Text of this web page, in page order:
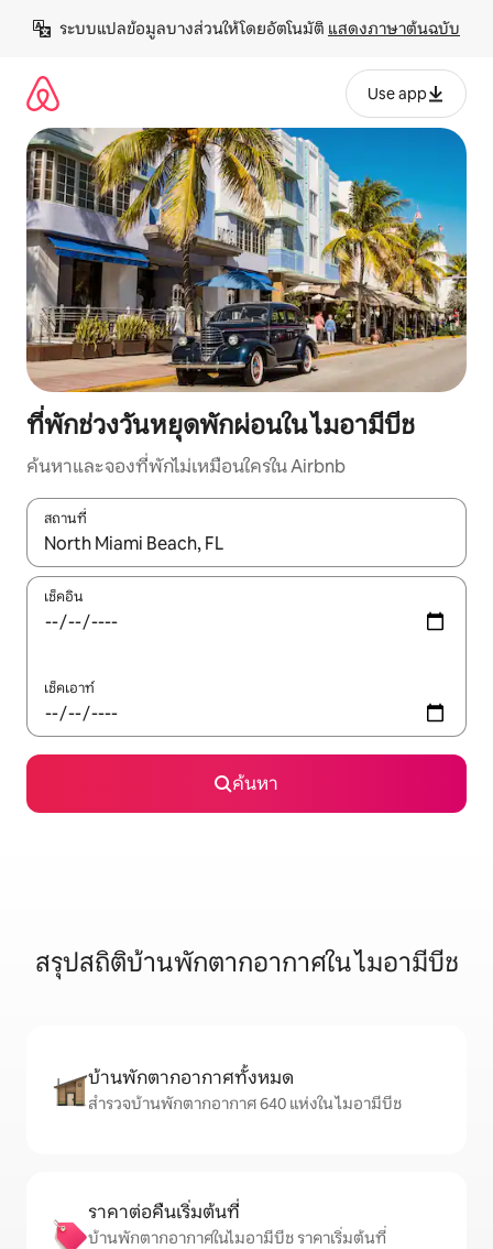
เนื้อหา
ระบบแปลข้อมูลบางส่วนให้โดยอัตโนมัติ แสดงภาษาต้นฉบับ
Use app
ที่พักช่วงวันหยุดพักผ่อนใน ไมอามีบีช
ค้นหาและจองที่พักไม่เหมือนใครใน Airbnb
สถานที่
ใช้ลูกศรขึ้นลง หรือใช้การสัมผัสหรือปัด เพื่อสำรวจผลการค้นหา
เช็คอิน
เช็คเอาท์
ค้นหา
สรุปสถิติบ้านพักตากอากาศใน ไมอามีบีช
บ้านพักตากอากาศทั้งหมด
สำรวจบ้านพักตากอากาศ 640 แห่งใน ไมอามีบีช
ราคาต่อคืนเริ่มต้นที่
บ้านพักตากอากาศในไมอามีบีช ราคาเริ่มต้นที่